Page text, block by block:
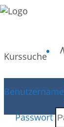
Kurssuche
Benutzername
Passwort